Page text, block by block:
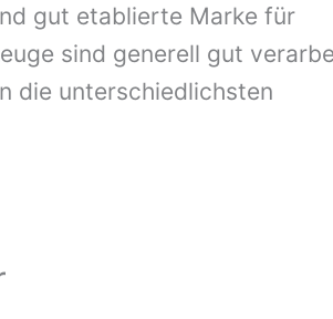
gut etablierte Marke für
sind generell gut
die unterschiedlichsten